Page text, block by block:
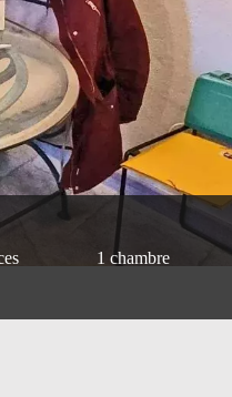
1 chambre